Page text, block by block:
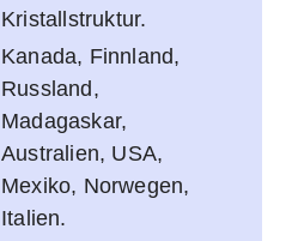
Kristallstruktur.
Kanada, Finnland,
Russland,
Madagaskar,
Australien, USA,
Mexiko, Norwegen,
Italien.